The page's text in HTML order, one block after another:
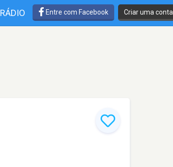
RÁDIO Entre com Facebook Criar uma conta